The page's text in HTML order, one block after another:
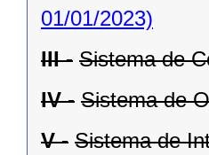
01/01/2023)
III - Sistema de
IV - Sistema de
V - Sistema de